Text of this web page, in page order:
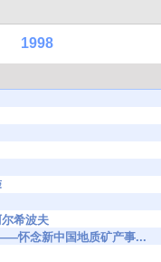
1998
希波夫
怀念新中国地质矿产事...